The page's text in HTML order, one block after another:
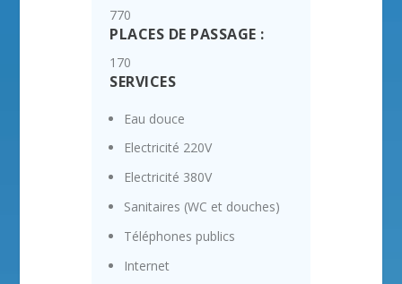
770
PLACES DE PASSAGE :
170
SERVICES
Eau douce
Electricité 220V
Electricité 380V
Sanitaires (WC et douches)
Téléphones publics
Internet